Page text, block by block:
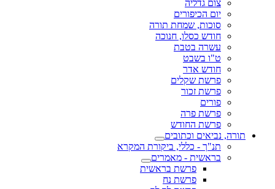
צום גדליה
יום הכיפורים
סוכות, שמחת תורה
חודש כסלו, חנוכה
עשרה בטבת
ט"ו בשבט
חודש אדר
פרשת שקלים
פרשת זכור
פורים
פרשת פרה
פרשת החודש
תורה, נביאים וכתובים
תנ"ך - כללי, ביקורת המקרא
בראשית - מאמרים
פרשת בראשית
פרשת נח